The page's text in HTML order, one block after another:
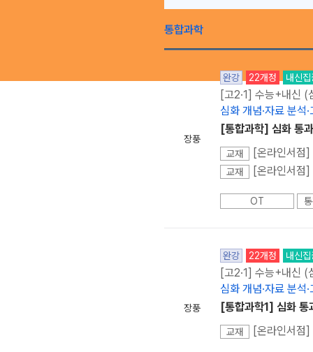
통합과학
장풍
완강 22개정 내신집
[고2·1] 수능+내신 (
심화 개념·자료 분석
[통합과학] 심화 통과
교재 [온라인서점
교재 [온라인서점
OT
장풍
완강 22개정 내신집
[고2·1] 수능+내신 (
심화 개념·자료 분석
[통합과학1] 심화 통
교재 [온라인서점